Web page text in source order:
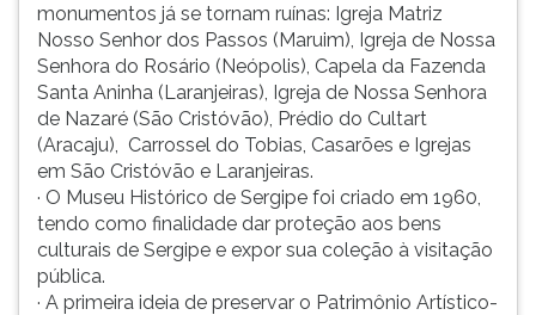
monumentos já se tornam ruínas: Igreja Matriz
Nosso Senhor dos Passos (Maruim), Igreja de Nossa
Senhora do Rosário (Neópolis), Capela da Fazenda
Santa Aninha (Laranjeiras), Igreja de Nossa Senhora
de Nazaré (São Cristóvão), Prédio do Cultart
(Aracaju), Carrossel do Tobias, Casarões e Igrejas
em São Cristóvão e Laranjeiras.
· O Museu Histórico de Sergipe foi criado em 1960,
tendo como finalidade dar proteção aos bens
culturais de Sergipe e expor sua coleção à visitação
pública.
· A primeira ideia de preservar o Patrimônio Artístico-